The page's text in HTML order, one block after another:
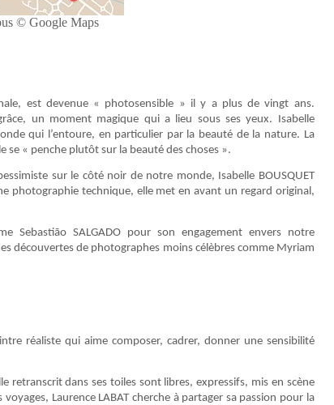
© Google Maps
est devenue « photosensible » il y a plus de vingt ans.
un moment magique qui a lieu sous ses yeux. Isabelle
qui l’entoure, en particulier par la beauté de la nature. La
se « penche plutôt sur la beauté des choses ».
sur le côté noir de notre monde, Isabelle BOUSQUET
photographie technique, elle met en avant un regard original,
Sebastião SALGADO pour son engagement envers notre
découvertes de photographes moins célèbres comme Myriam
réaliste qui aime composer, cadrer, donner une sensibilité
retranscrit dans ses toiles sont libres, expressifs, mis en scène
Laurence LABAT cherche à partager sa passion pour la